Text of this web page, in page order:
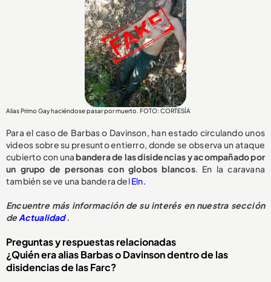
Alias Primo Gay haciéndose pasar por muerto. FOTO: CORTESÍA
Para el caso de Barbas o Davinson, han estado circulando unos
videos sobre su presunto entierro, donde se observa un ataque
cubierto con unabandera de las disidencias y acompañado por
un grupo de personas con globos blancos. En la caravana
también se ve una bandera delEln.
Encuentre más información de su interés en nuestra sección
deActualidad.
Preguntas y respuestas relacionadas
¿Quién era alias Barbas o Davinson dentro de las
disidencias de las Farc?